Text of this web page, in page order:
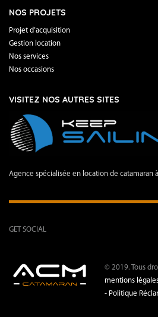
NOS PROJETS
Projet d’acquisition
Gestion location
Nos services
Nos occasions
VISITEZ NOS AUTRES SITES
Agence spécialisée en location de catamaran
GET SOCIAL
© 2019. Tous
mentions
- Politique